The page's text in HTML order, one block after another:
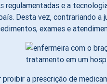
regulamentadas e a
Desta vez, contrariando a
exames e
a prescrição de